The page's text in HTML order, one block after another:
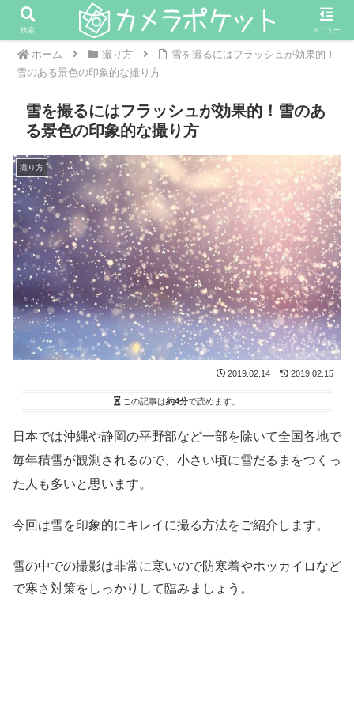
ホーム 撮り方
雪を撮るにはフラッシュが効果的！
雪のある景色の印象的な撮り方
雪を撮るにはフラッシュが効果的！雪のあ
る景色の印象的な撮り方
撮り方
2019.02.14 2019.02.15
この記事は約4分で読めます。
日本では沖縄や静岡の平野部など一部を除いて全国各地で
毎年積雪が観測されるので、小さい頃に雪だるまをつくっ
た人も多いと思います。
今回は雪を印象的にキレイに撮る方法をご紹介します。
雪の中での撮影は非常に寒いので防寒着やホッカイロなど
で寒さ対策をしっかりして臨みましょう。
検索 メニュー